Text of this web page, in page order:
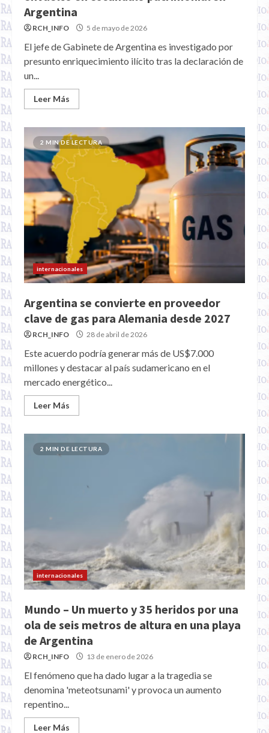
Argentina
RCH_INFO 5 de mayo de 2026
El jefe de Gabinete de Argentina es investigado por
presunto enriquecimiento ilícito tras la declaración de
un...
Leer Más
2 MIN DE LECTURA
internacionales
Argentina se convierte en proveedor
clave de gas para Alemania desde 2027
RCH_INFO 28 de abril de 2026
Este acuerdo podría generar más de US$7.000
millones y destacar al país sudamericano en el
mercado energético...
Leer Más
2 MIN DE LECTURA
internacionales
Mundo – Un muerto y 35 heridos por una
ola de seis metros de altura en una playa
de Argentina
RCH_INFO 13 de enero de 2026
El fenómeno que ha dado lugar a la tragedia se
denomina 'meteotsunami' y provoca un aumento
repentino...
Leer Más